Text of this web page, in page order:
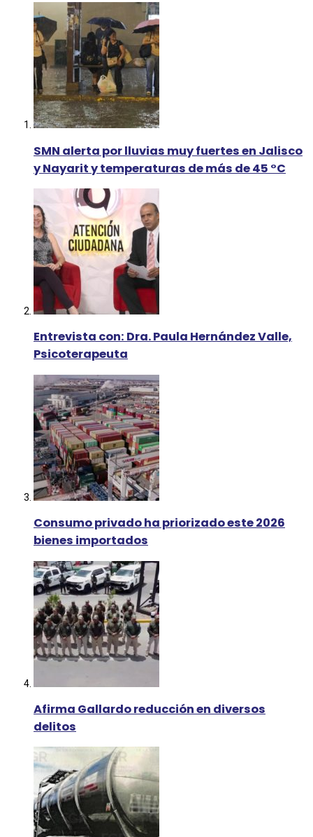
SMN alerta por lluvias muy fuertes en Jalisco
y Nayarit y temperaturas de más de 45 °C
Entrevista con: Dra. Paula Hernández Valle,
Psicoterapeuta
Consumo privado ha priorizado este 2026
bienes importados
Afirma Gallardo reducción en diversos
delitos